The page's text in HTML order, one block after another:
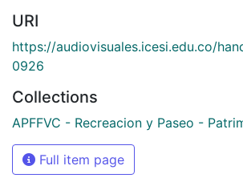
URI
https://audiovisuales.icesi.edu.co/
0926
Collections
APFFVC - Recreacion y Paseo -
Full item page